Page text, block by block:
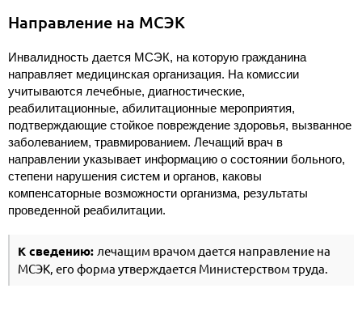
Направление на МСЭК
Инвалидность дается МСЭК, на которую гражданина
направляет медицинская организация. На комиссии
учитываются лечебные, диагностические,
реабилитационные, абилитационные мероприятия,
подтверждающие стойкое повреждение здоровья, вызванное
заболеванием, травмированием. Лечащий врач в
направлении указывает информацию о состоянии больного,
степени нарушения систем и органов, каковы
компенсаторные возможности организма, результаты
проведенной реабилитации.
К сведению: лечащим врачом дается направление на
МСЭК, его форма утверждается Министерством труда.